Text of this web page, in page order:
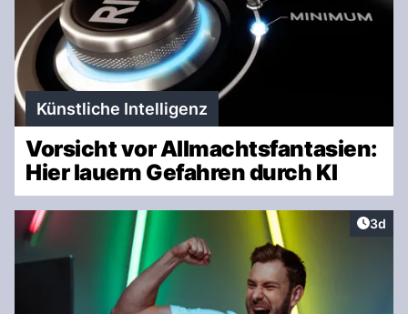
Künstliche Intelligenz
Vorsicht vor Allmachtsfantasien:
Hier lauern Gefahren durch KI
3d